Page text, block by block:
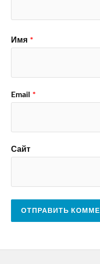
Имя *
Email *
Сайт